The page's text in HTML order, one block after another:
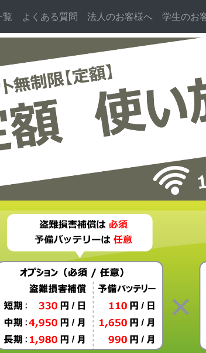
覧 よくある質問 法人のお客様へ 学生のお